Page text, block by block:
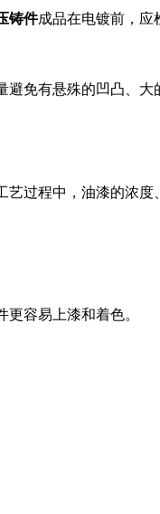
铸件成品在电镀前，应
有悬殊的凹凸、大
过程中，油漆的浓度
容易上漆和着色。